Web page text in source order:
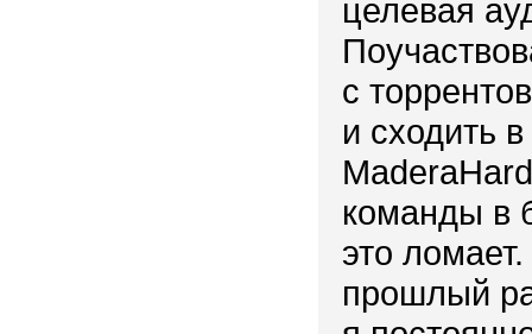
целевая
с
и сходить
команды в
это
прошлый